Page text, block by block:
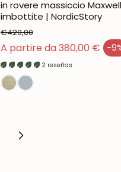
in rovere massiccio
imbottite | NordicStory
A partire da 380,00 € -
Prezzo di vendita
Prezzo normale
€420,00
2 reseñas